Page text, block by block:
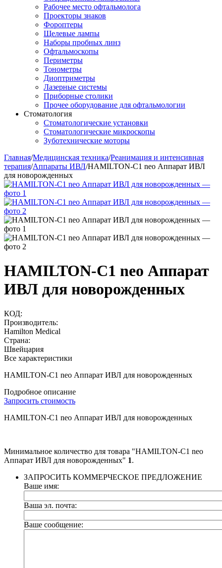
Рабочее место офтальмолога
Проекторы знаков
Фороптеры
Щелевые лампы
Наборы пробных линз
Офтальмоскопы
Периметры
Тонометры
Диоптриметры
Лазерные системы
Приборные столики
Прочее оборудование для офтальмологии
Стоматология
Стоматологические установки
Стоматологические микроскопы
Зуботехнические моторы
Главная/Медицинская техника/Реанимация и интенсивная
терапия/Аппараты ИВЛ/HAMILTON-C1 neo Аппарат ИВЛ
для новорожденных
HAMILTON-C1 neo Аппарат
ИВЛ для новорожденных
КОД:
Производитель:
Hamilton Medical
Страна:
Швейцария
Все характеристики
HAMILTON-C1 neo Аппарат ИВЛ для новорожденных
Подробное описание
Запросить стоимость
HAMILTON-C1 neo Аппарат ИВЛ для новорожденных
Минимальное количество для товара "HAMILTON-C1 neo
Аппарат ИВЛ для новорожденных" 1.
ЗАПРОСИТЬ КОММЕРЧЕСКОЕ ПРЕДЛОЖЕНИЕ
Ваше имя:
Ваша эл. почта:
Ваше сообщение: